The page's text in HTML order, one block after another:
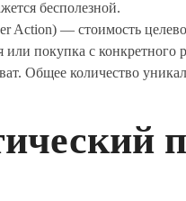
бесполезной.
Action) — стоимость
или покупка с конкретного
Общее количество